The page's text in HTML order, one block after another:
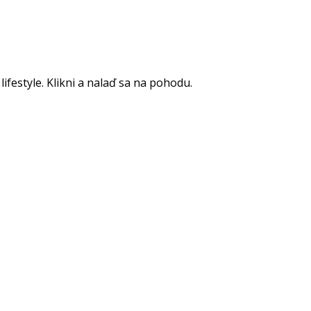
Klikni a nalaď sa na pohodu.